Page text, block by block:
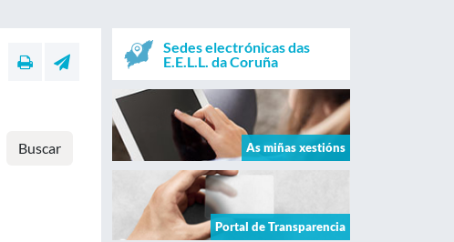
Buscar
Sedes electrónicas das
E.E.L.L. da Coruña
As miñas xestións
Portal de Transparencia